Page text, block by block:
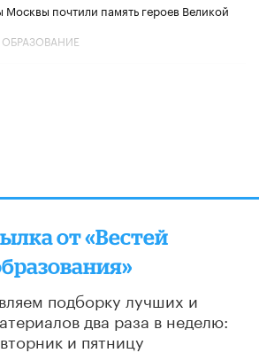
почтили память героев Великой
от «Вестей
подборку лучших и
два раза в неделю:
и пятницу